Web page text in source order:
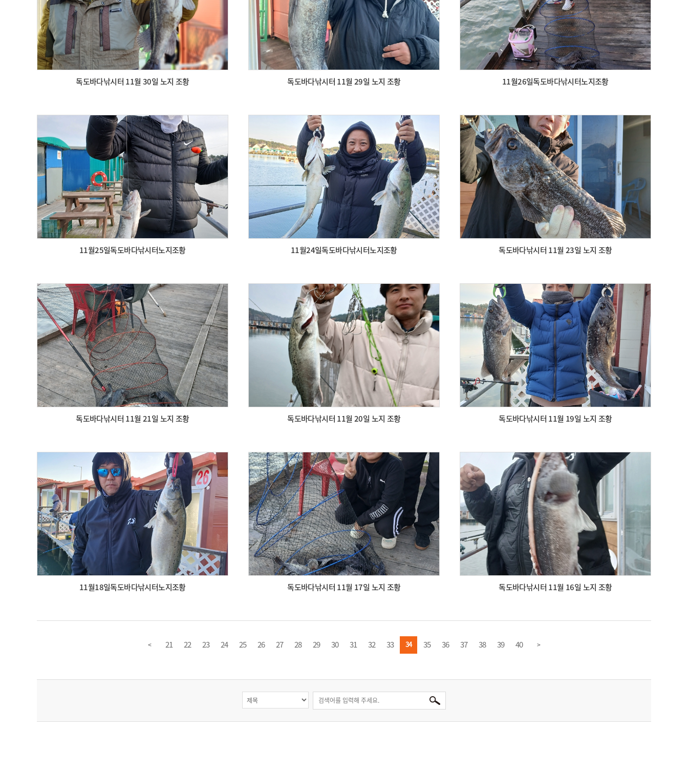
독도바다낚시터 11월 30일 노지 조황 독도바다낚시터 11월 29일 노지 조황 11월26일독도바다낚시터노지조황
11월25일독도바다낚시터노지조황 11월24일독도바다낚시터노지조황 독도바다낚시터 11월 23일 노지 조황
독도바다낚시터 11월 21일 노지 조황 독도바다낚시터 11월 20일 노지 조황 독도바다낚시터 11월 19일 노지 조황
11월18일독도바다낚시터노지조황 독도바다낚시터 11월 17일 노지 조황 독도바다낚시터 11월 16일 노지 조황
< 21 22 23 24 25 26 27 28 29 30 31 32 33 34 35 36 37 38 39 40 >